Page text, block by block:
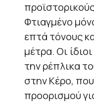
Φτιαγμένο
επτά τόνους
μέτρα. Οι
την ρέπλικα
στην Κέρο,
προορισμού